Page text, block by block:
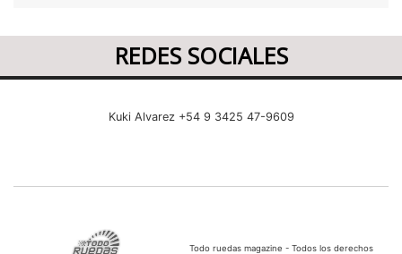
REDES SOCIALES
Kuki Alvarez +54 9 3425 47-9609
Todo ruedas magazine - Todos los derechos